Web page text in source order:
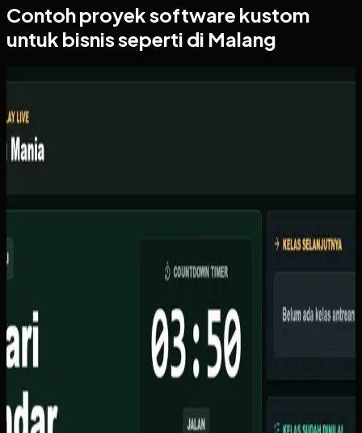
Contoh proyeksoftware kustom
untuk bisnis seperti di Malang
Software Kustom
Kicau Mania
Kicau Mania
Organisator lomba burung berkicau kesulitan mengelola
input skor, dan tidak ada display live untuk peserta
menonton.
Kami membuat sistem berbasis web dengan fitur skoring
waktu nyata via Supabase, TV display dengan animasi
ranking live, dasbor admin untuk atur kelas dan juri, serta
countdown timer otomatis.
Baca studi kasus lengkap